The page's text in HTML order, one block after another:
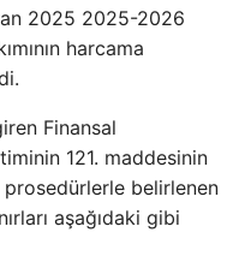
2025 2025-2026
harcama
Finansal
121. maddesinin
belirlenen
aşağıdaki gibi